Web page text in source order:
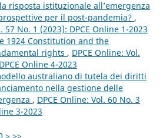
risposta istituzionale all’emergenza
per il post-pandemia? ,
57 No. 1 (2023): DPCE Online 1-2023
1924 Constitution and the
rights , DPCE Online: Vol.
Online 4-2023
australiano di tutela dei diritti
nella gestione delle
, DPCE Online: Vol. 60 No. 3
3-2023